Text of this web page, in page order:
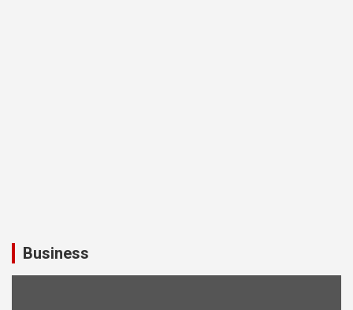
Business